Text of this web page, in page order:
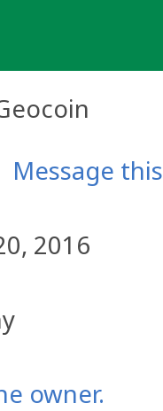
Message
2016
owner.